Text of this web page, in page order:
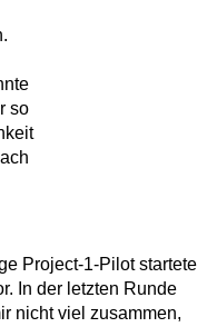
so
Project-1-Pilot startete
In der letzten Runde
nicht viel zusammen,